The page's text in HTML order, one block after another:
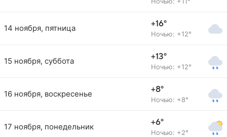
14 ноября, пятница +16°
Ночью: +12°
15 ноября, суббота +13°
Ночью: +12°
16 ноября, воскресенье +8°
Ночью: +8°
17 ноября, понедельник +6°
Ночью: +2°